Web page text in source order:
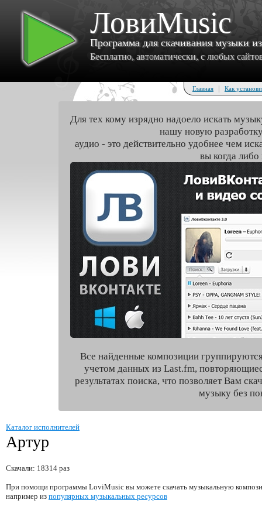
ЛовиMusic
Программа для скачивания музыки
Бесплатно, автоматически, с любых
Главная | Как
Для тех кому изрядно надоело искать
нашу новую
аудио - это действительно удобнее чем
вы когда либо
Все найденные композиции
учетом данных из Last.fm,
результатах поиска, что позволяет Вам
музыку без
Каталог исполнителей
Артур
Скачали: 18314 раз
При помощи программы LoviMusic вы можете скачать музыкальную
например из популярных музыкальных ресурсов